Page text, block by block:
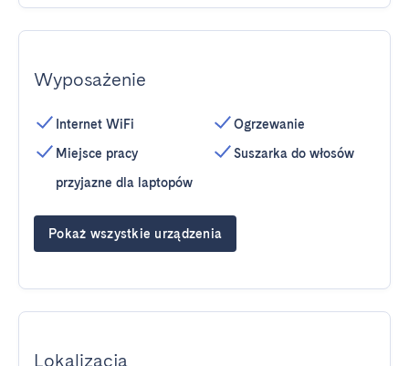
Wyposażenie
Internet WiFi
Miejsce pracy
przyjazne dla laptopów
Ogrzewanie
Suszarka do włosów
Pokaż wszystkie urządzenia
Lokalizacja